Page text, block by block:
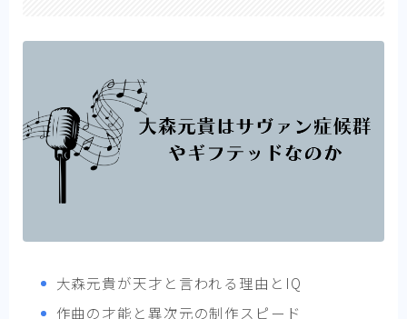
大森元貴が天才と言われる理由とIQ
作曲の才能と異次元の制作スピード